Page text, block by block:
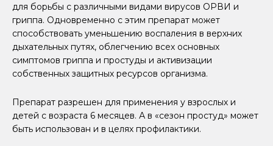
для борьбы с различными видами вирусов ОРВИ и
гриппа. Одновременно с этим препарат может
способствовать уменьшению воспаления в верхних
дыхательных путях, облегчению всех основных
симптомов гриппа и простуды и активизации
собственных защитных ресурсов организма.
Препарат разрешен для применения у взрослых и
детей с возраста 6 месяцев. А в «сезон простуд» может
быть использован и в целях профилактики.